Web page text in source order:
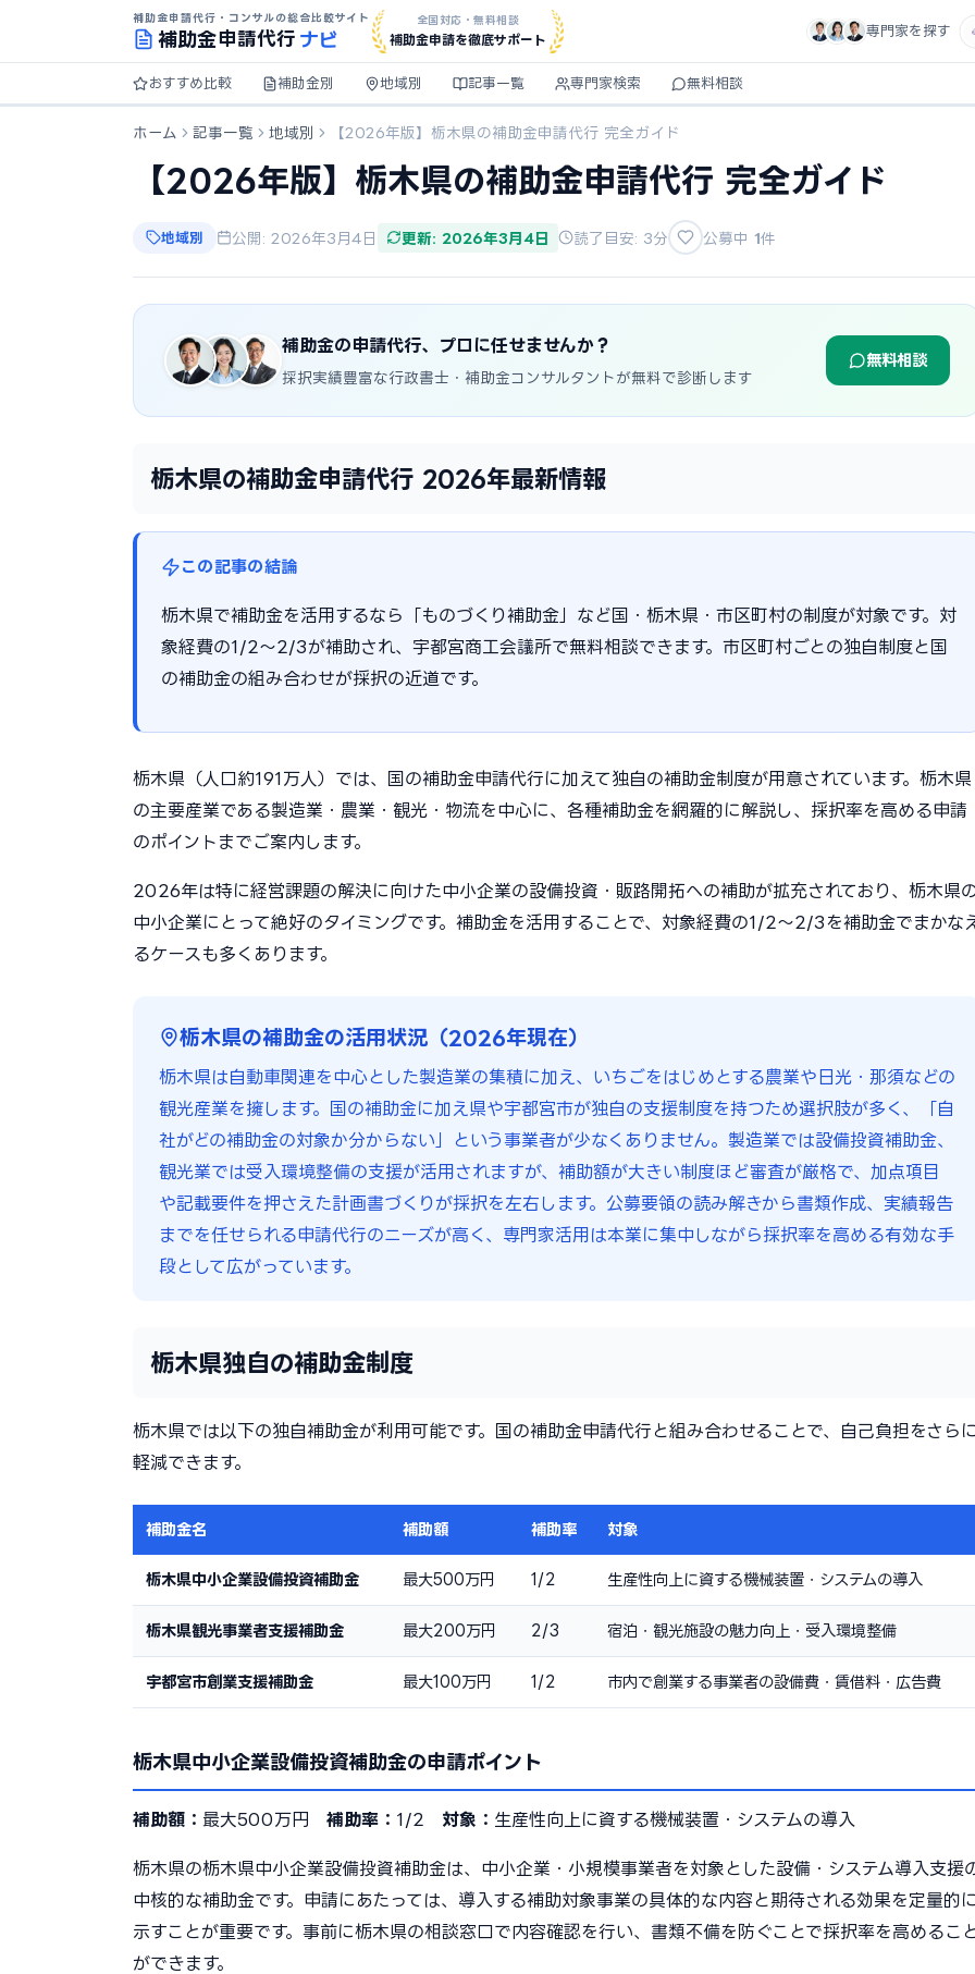
補助金申請代行・コンサルの総合比較サイト
補助金申請代行 ナビ
全国対応・無料相談
補助金申請を徹底サポート
専門家を探す
おすすめ比較 補助金別 地域別 記事一覧 専門家検索 無料相談
ホーム 記事一覧 地域別 【2026年版】栃木県の補助金申請代行 完全ガイド
【2026年版】栃木県の補助金申請代行 完全ガイド
地域別 公開: 2026年3月4日 更新: 2026年3月4日 読了目安: 3分 公募中 1件
補助金の申請代行、プロに任せませんか？
採択実績豊富な行政書士・補助金コンサルタントが無料で診断します
無料相談
栃木県の補助金申請代行 2026年最新情報
この記事の結論
栃木県で補助金を活用するなら「ものづくり補助金」など国・栃木県・市区町村の制度が対象です。対
象経費の1/2〜2/3が補助され、宇都宮商工会議所で無料相談できます。市区町村ごとの独自制度と国
の補助金の組み合わせが採択の近道です。
栃木県（人口約191万人）では、国の補助金申請代行に加えて独自の補助金制度が用意されています。栃木県
の主要産業である製造業・農業・観光・物流を中心に、各種補助金を網羅的に解説し、採択率を高める申請
のポイントまでご案内します。
2026年は特に経営課題の解決に向けた中小企業の設備投資・販路開拓への補助が拡充されており、栃木県
中小企業にとって絶好のタイミングです。補助金を活用することで、対象経費の1/2〜2/3を補助金でまかな
るケースも多くあります。
栃木県の補助金の活用状況（2026年現在）
栃木県は自動車関連を中心とした製造業の集積に加え、いちごをはじめとする農業や日光・那須などの
観光産業を擁します。国の補助金に加え県や宇都宮市が独自の支援制度を持つため選択肢が多く、「自
社がどの補助金の対象か分からない」という事業者が少なくありません。製造業では設備投資補助金、
観光業では受入環境整備の支援が活用されますが、補助額が大きい制度ほど審査が厳格で、加点項目
や記載要件を押さえた計画書づくりが採択を左右します。公募要領の読み解きから書類作成、実績報告
までを任せられる申請代行のニーズが高く、専門家活用は本業に集中しながら採択率を高める有効な手
段として広がっています。
栃木県独自の補助金制度
栃木県では以下の独自補助金が利用可能です。国の補助金申請代行と組み合わせることで、自己負担をさら
軽減できます。
補助金名 補助額 補助率 対象
栃木県中小企業設備投資補助金 最大500万円 1/2 生産性向上に資する機械装置・システムの導入
栃木県観光事業者支援補助金 最大200万円 2/3 宿泊・観光施設の魅力向上・受入環境整備
宇都宮市創業支援補助金 最大100万円 1/2 市内で創業する事業者の設備費・賃借料・広告費
栃木県中小企業設備投資補助金の申請ポイント
補助額： 最大500万円 補助率： 1/2 対象： 生産性向上に資する機械装置・システムの導入
栃木県の栃木県中小企業設備投資補助金は、中小企業・小規模事業者を対象とした設備・システム導入支援
中核的な補助金です。申請にあたっては、導入する補助対象事業の具体的な内容と期待される効果を定量的
示すことが重要です。事前に栃木県の相談窓口で内容確認を行い、書類不備を防ぐことで採択率を高めるこ
ができます。